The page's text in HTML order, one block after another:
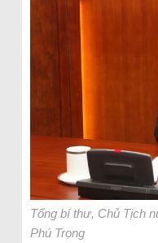
Tổng bí thư, Chủ Tịch
Phú Trọng